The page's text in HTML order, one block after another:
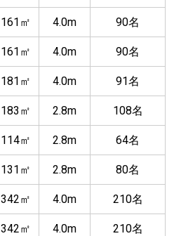
161㎡ 4.0m 90名
161㎡ 4.0m 90名
181㎡ 4.0m 91名
183㎡ 2.8m 108名
114㎡ 2.8m 64名
131㎡ 2.8m 80名
342㎡ 4.0m 210名
342㎡ 4.0m 210名